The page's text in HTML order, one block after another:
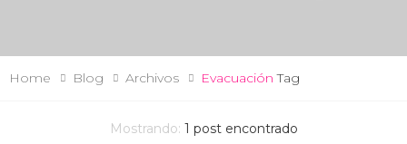
Home Blog Archivos Evacuación Tag
Mostrando: 1 post encontrado